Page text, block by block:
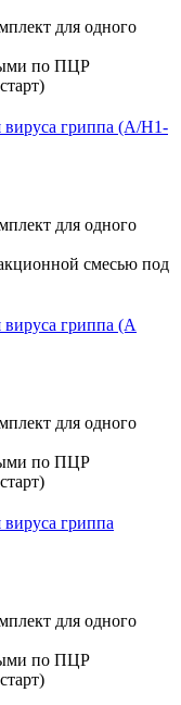
гриппа (A/H1-
гриппа (А
гриппа